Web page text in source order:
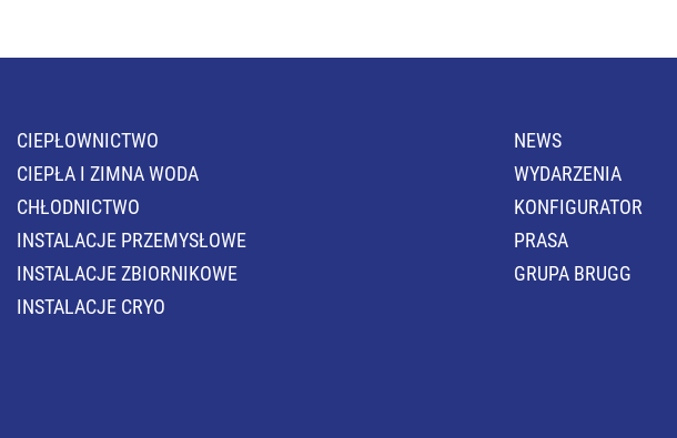
CIEPŁOWNICTWO
CIEPŁA I ZIMNA WODA
CHŁODNICTWO
INSTALACJE PRZEMYSŁOWE
INSTALACJE ZBIORNIKOWE
INSTALACJE CRYO
NEWS
WYDARZENIA
KONFIGURATOR
PRASA
GRUPA BRUGG